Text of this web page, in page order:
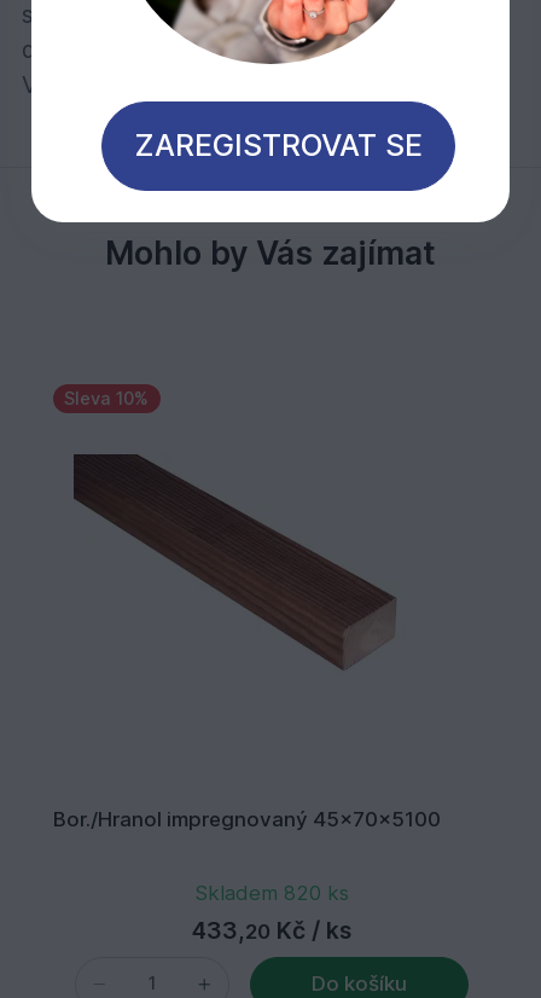
snížení rizika tvorby čelních trhlin se
doporučuje veškeré příčné řezy opatřit Osmo
Voskem na řezné hrany č. 5735.
Mohlo by Vás zajímat
Sleva 10%
Bor./Hranol impregnovaný 45x70x5100
Skladem 820 ks
433,20 Kč / ks
Do košíku
ZAREGISTROVAT SE